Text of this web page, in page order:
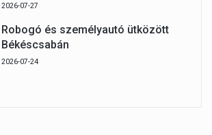
2026-07-27
Robogó és személyautó ütközött
Békéscsabán
2026-07-24